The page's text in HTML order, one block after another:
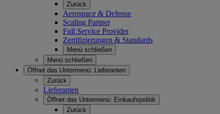
Zurück
Aerospace & Defense
Scaling Partner
Full Service Provider
Zertifizierungen & Standards
Menü schließen
Menü schließen
Öffnet das Untermenü: Lieferanten
Zurück
Lieferanten
Öffnet das Untermenü: Einkaufspolitik
Zurück